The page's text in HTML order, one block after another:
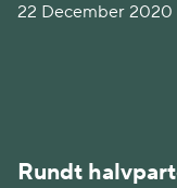
22 December 2020
Rundt